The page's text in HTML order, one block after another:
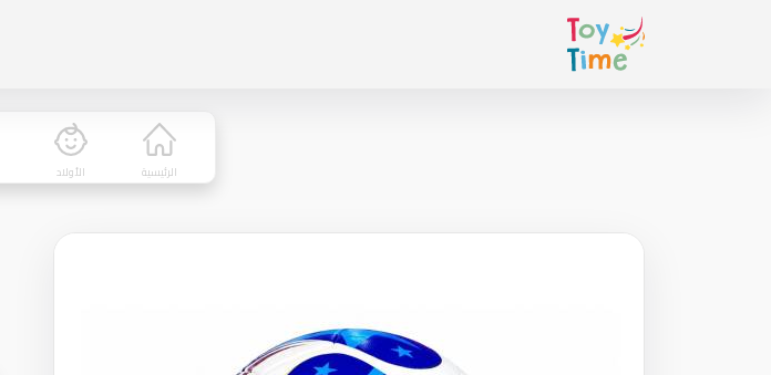
الرئيسية الأولاد